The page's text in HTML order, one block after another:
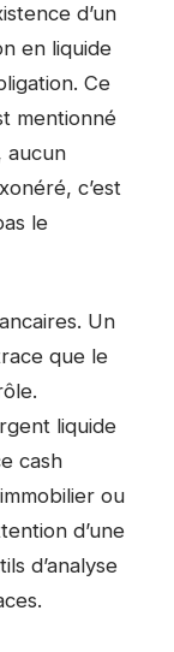
d’un
en liquide
Ce
mentionné
aucun
c’est
le
Un
que le
liquide
cash
ou
d’une
d’analyse